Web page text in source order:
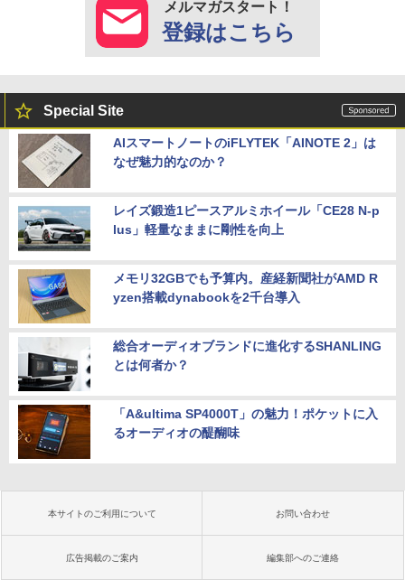
メルマガスタート！
登録はこちら
Special Site
AIスマートノートのiFLYTEK「AINOTE 2」は
なぜ魅力的なのか？
レイズ鍛造1ピースアルミホイール「CE28 N-p
lus」軽量なままに剛性を向上
メモリ32GBでも予算内。産経新聞社がAMD R
yzen搭載dynabookを2千台導入
総合オーディオブランドに進化するSHANLING
とは何者か？
「A&ultima SP4000T」の魅力！ポケットに入
るオーディオの醍醐味
本サイトのご利用について お問い合わせ
広告掲載のご案内 編集部へのご連絡